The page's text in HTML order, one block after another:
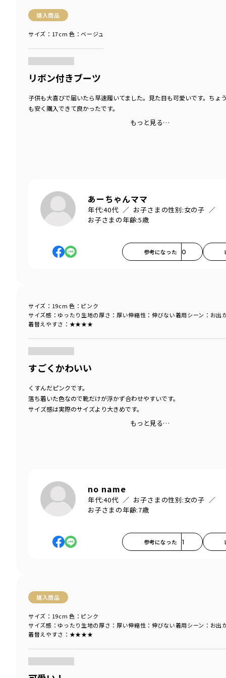
購入商品
サイズ：17cm 色：ベージュ
リボン付きブーツ
子供も大喜びで届いたら早速履いてました。見た目も可愛いです。ちょ
も安く購入できて良かったです。
もっと見る…
あーちゃんママ
年代:40代 お子さまの性別:女の子
お子さまの年齢:5歳
参考になった 0
サイズ感 ：ゆったり 生地の厚さ ：厚い伸縮性 ：伸びない着用シーン ：お出
着替えやすさ ：★★★★
サイズ：19cm 色：ピンク
すごくかわいい
くすんだピンクです。
落ち着いた色なので靴だけが浮かず合わせやすいです。
サイズ感は実際のサイズより大きめです。
もっと見る…
no name
年代:40代 お子さまの性別:女の子
お子さまの年齢:7歳
参考になった 1
購入商品
サイズ感 ：ゆったり 生地の厚さ ：厚い伸縮性 ：伸びない着用シーン ：お出
着替えやすさ ：★★★★
サイズ：19cm 色：ピンク